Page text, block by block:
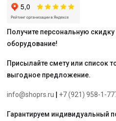
Получите персональную
оборудование!
Присылайте смету или список
выгодное предложение.
info@shoprs.ru +7 (921) 958-1-
Гарантируем индивидуальный